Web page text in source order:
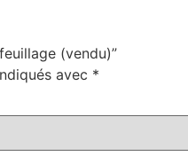
(vendu)”
avec *